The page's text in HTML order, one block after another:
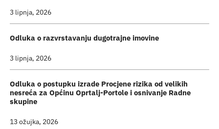
3 lipnja, 2026
Odluka o razvrstavanju dugotrajne imovine
3 lipnja, 2026
Odluka o postupku izrade Procjene rizika od velikih
nesreća za Općinu Oprtalj-Portole i osnivanje Radne
skupine
13 ožujka, 2026